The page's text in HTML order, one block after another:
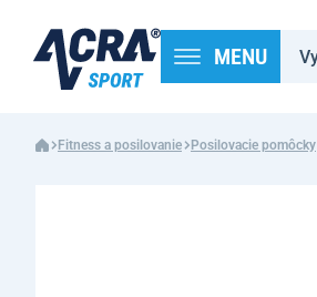
MENU
Fitness a posilovanie Posilovacie pomôcky